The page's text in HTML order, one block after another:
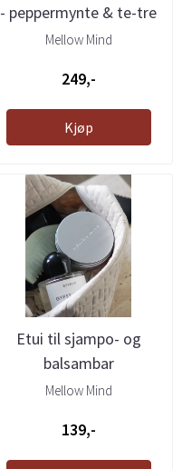
- peppermynte & te-tre
...
Mellow Mind
249,-
Kjøp
Etui til sjampo- og
balsambar
Mellow Mind
139,-